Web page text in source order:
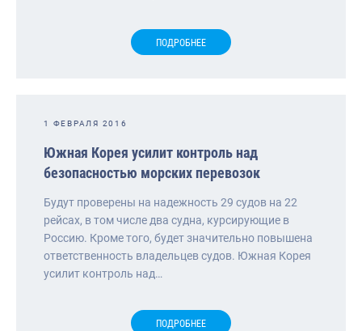
ПОДРОБНЕЕ
1 ФЕВРАЛЯ 2016
Южная Корея усилит контроль над
безопасностью морских перевозок
Будут проверены на надежность 29 судов на 22
рейсах, в том числе два судна, курсирующие в
Россию. Кроме того, будет значительно повышена
ответственность владельцев судов. Южная Корея
усилит контроль над…
ПОДРОБНЕЕ